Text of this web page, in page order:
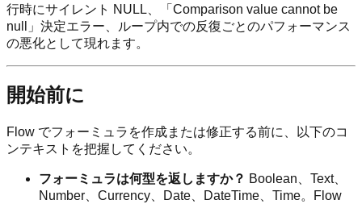
行時にサイレント NULL、「Comparison value cannot be
null」決定エラー、ループ内での反復ごとのパフォーマンス
の悪化として現れます。
開始前に
Flow でフォーミュラを作成または修正する前に、以下のコ
ンテキストを把握してください。
フォーミュラは何型を返しますか？ Boolean、Text、
Number、Currency、Date、DateTime、Time。Flow